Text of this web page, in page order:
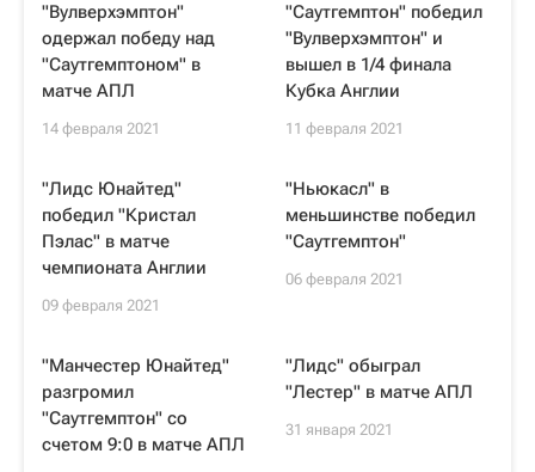
"Вулверхэмптон"
одержал победу над
"Саутгемптоном" в
матче АПЛ
14 февраля 2021
"Саутгемптон" победил
"Вулверхэмптон" и
вышел в 1/4 финала
Кубка Англии
11 февраля 2021
"Лидс Юнайтед"
победил "Кристал
Пэлас" в матче
чемпионата Англии
09 февраля 2021
"Ньюкасл" в
меньшинстве победил
"Саутгемптон"
06 февраля 2021
"Манчестер Юнайтед"
разгромил
"Саутгемптон" со
счетом 9:0 в матче АПЛ
"Лидс" обыграл
"Лестер" в матче АПЛ
31 января 2021